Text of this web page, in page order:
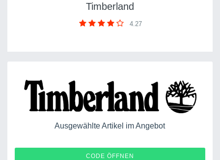
Timberland
4.27
Ausgewählte Artikel im Angebot
CODE ÖFFNEN